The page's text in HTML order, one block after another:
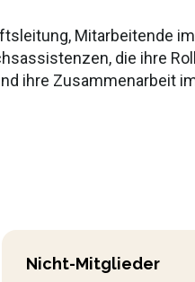
Mitarbeitende
die ihre
ihre Zusammenarbeit
Nicht-Mitglieder